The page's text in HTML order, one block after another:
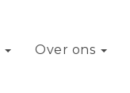
Over ons